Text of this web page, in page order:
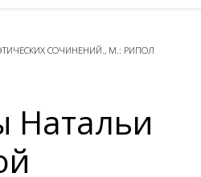
СОЧИНЕНИЙ., М.: РИПОЛ
Натальи